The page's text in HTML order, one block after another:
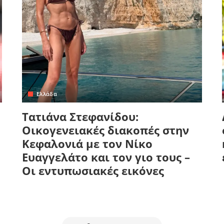
Ελλάδα
Τατιάνα Στεφανίδου:
Οικογενειακές διακοπές στην
Κεφαλονιά με τον Νίκο
Ευαγγελάτο και τον γιο τους –
Οι εντυπωσιακές εικόνες